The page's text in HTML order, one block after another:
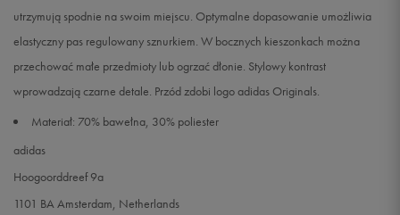
utrzymują spodnie na swoim miejscu. Optymalne dopasowanie umożliwia
elastyczny pas regulowany sznurkiem. W bocznych kieszonkach można
przechować małe przedmioty lub ogrzać dłonie. Stylowy kontrast
wprowadzają czarne detale. Przód zdobi logo adidas Originals.
Materiał: 70% bawełna, 30% poliester
adidas
Hoogoorddreef 9a
1101 BA Amsterdam, Netherlands